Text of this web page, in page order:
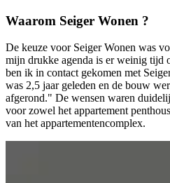
Waarom Seiger Wonen ?
De keuze voor Seiger Wonen was
mijn drukke agenda is er weinig tijd
ben ik in contact gekomen met
was 2,5 jaar geleden en de bouw
afgerond." De wensen waren
voor zowel het appartement
van het appartementencomplex.